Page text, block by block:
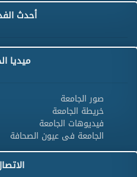
أحدث
ميديا
صور الجامعة
خريطة الجامعة
فيديوهات الجامعة
الجامعة فى عيون الصحافة